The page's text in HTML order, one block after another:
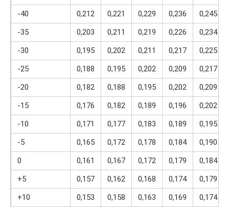
-40
0,212 0,221 0,229 0,236
0,245
-35
0,203 0,211 0,219 0,226
0,234
-30
0,195 0,202 0,211 0,217
0,225
-25
0,188 0,195 0,202 0,209
0,217
-20
0,182 0,188 0,195 0,202
0,209
-15
0,176 0,182 0,189 0,196
0,202
-10
0,171 0,177 0,183 0,189
0,195
-5
0,165 0,172 0,178 0,184
0,190
0
0,161 0,167 0,172 0,179
0,184
+5
0,157 0,162 0,168 0,174
0,179
+10
0,153 0,158 0,163 0,169
0,174